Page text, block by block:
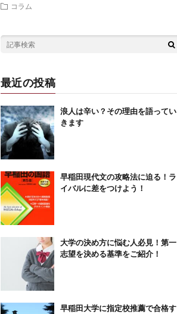
コラム
最近の投稿
浪人は辛い？その理由を語ってい
きます
早稲田現代文の攻略法に迫る！ラ
イバルに差をつけよう！
大学の決め方に悩む人必見！第一
志望を決める基準をご紹介！
早稲田大学に指定校推薦で合格す